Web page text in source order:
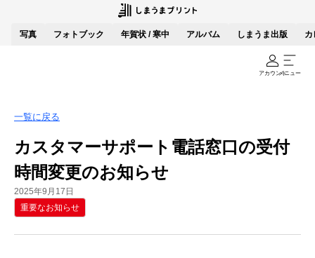
写真 フォトブック 年賀状 / 寒中 アルバム しまうま出版 カ
アカウントメニュー
一覧に戻る
カスタマーサポート電話窓口の受付
時間変更のお知らせ
2025年9月17日
重要なお知らせ